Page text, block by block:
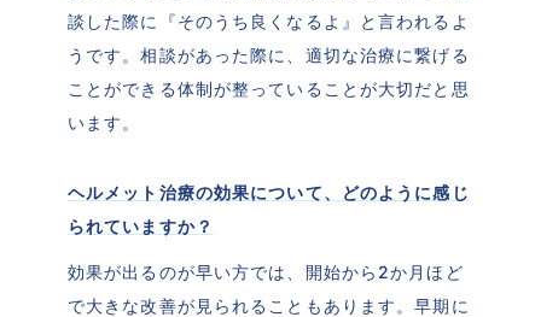
談した際に『そのうち良くなるよ』と言われるよ
うです。相談があった際に、適切な治療に繋げる
ことができる体制が整っていることが大切だと思
います。
ヘルメット治療の効果について、どのように感じ
られていますか？
効果が出るのが早い方では、開始から2か月ほど
で大きな改善が見られることもあります。早期に